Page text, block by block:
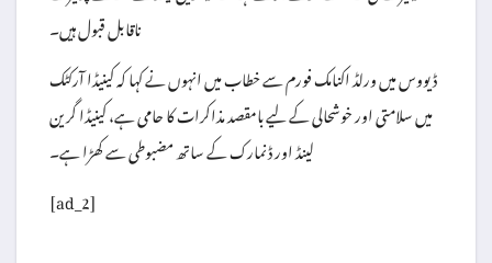
ناقابل قبول ہیں۔
ڈیووس میں ورلڈ اکنامک فورم سے خطاب میں انہوں نے کہا کہ کینیڈا آرکٹک
میں سلامتی اور خوشحالی کے لیے بامقصد مذاکرات کا حامی ہے، کینیڈا گرین
لینڈ اور ڈنمارک کے ساتھ مضبوطی سے کھڑا ہے۔
[ad_2]